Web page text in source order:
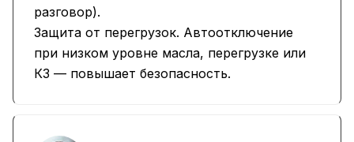
разговор).
Защита от перегрузок. Автоотключение
при низком уровне масла, перегрузке или
КЗ — повышает безопасность.